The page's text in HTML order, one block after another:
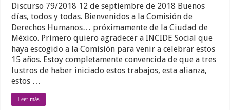
Discurso 79/2018 12 de septiembre de 2018 Buenos
días, todos y todas. Bienvenidos a la Comisión de
Derechos Humanos… próximamente de la Ciudad de
México. Primero quiero agradecer a INCIDE Social que
haya escogido a la Comisión para venir a celebrar estos
15 años. Estoy completamente convencida de que a tres
lustros de haber iniciado estos trabajos, esta alianza,
estos …
Leer más